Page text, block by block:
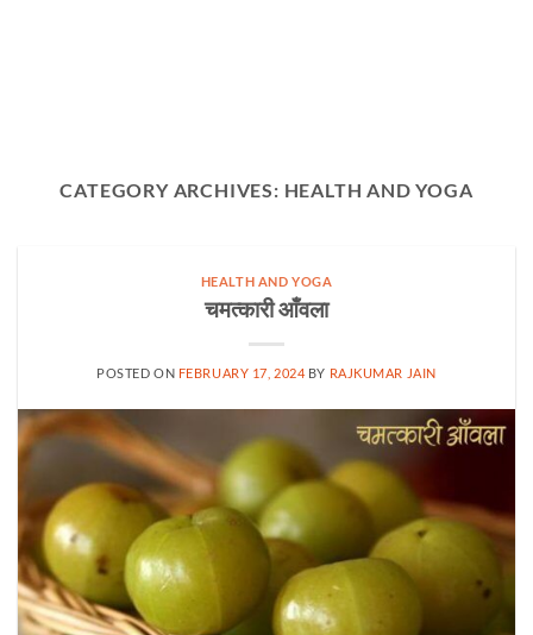
CATEGORY ARCHIVES: HEALTH AND YOGA
HEALTH AND YOGA
चमत्कारी आँवला
POSTED ON FEBRUARY 17, 2024 BY RAJKUMAR JAIN